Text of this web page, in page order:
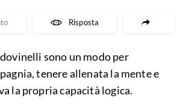
Mostra La Risposta
sono un modo per
tenere allenata la mente e
la propria capacità logica.